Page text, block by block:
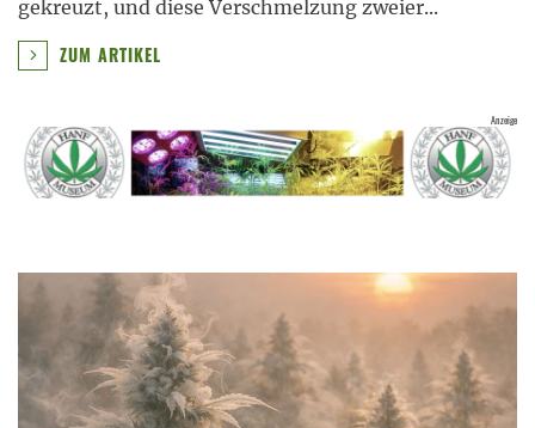
gekreuzt, und diese Verschmelzung zweier...
ZUM ARTIKEL